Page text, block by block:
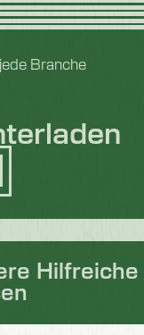
Branche
Hilfreiche